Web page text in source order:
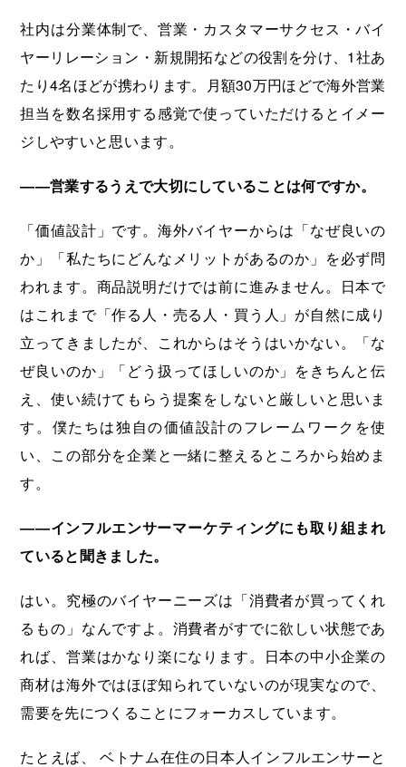
社内は分業体制で、営業・カスタマーサクセス・バイ
ヤーリレーション・新規開拓などの役割を分け、1社あ
たり4名ほどが携わります。月額30万円ほどで海外営業
担当を数名採用する感覚で使っていただけるとイメー
ジしやすいと思います。
――営業するうえで大切にしていることは何ですか。
「価値設計」です。海外バイヤーからは「なぜ良いの
か」「私たちにどんなメリットがあるのか」を必ず問
われます。商品説明だけでは前に進みません。日本で
はこれまで「作る人・売る人・買う人」が自然に成り
立ってきましたが、これからはそうはいかない。「な
ぜ良いのか」「どう扱ってほしいのか」をきちんと伝
え、使い続けてもらう提案をしないと厳しいと思いま
す。僕たちは独自の価値設計のフレームワークを使
い、この部分を企業と一緒に整えるところから始めま
す。
――インフルエンサーマーケティングにも取り組まれ
ていると聞きました。
はい。究極のバイヤーニーズは「消費者が買ってくれ
るもの」なんですよ。消費者がすでに欲しい状態であ
れば、営業はかなり楽になります。日本の中小企業の
商材は海外ではほぼ知られていないのが現実なので、
需要を先につくることにフォーカスしています。
たとえば、 ベトナム在住の日本人インフルエンサーと